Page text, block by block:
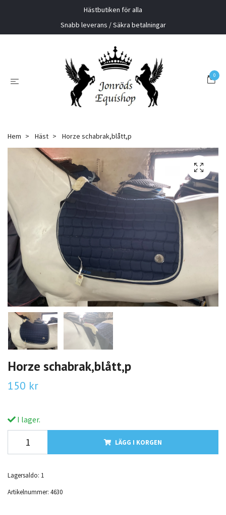
Hästbutiken för alla
Snabb leverans / Säkra betalningar
0
Hem Häst Horze schabrak,blått,p
Horze schabrak,blått,p
150 kr
I lager.
LÄGG I KORGEN
Lagersaldo: 1
Artikelnummer: 4630